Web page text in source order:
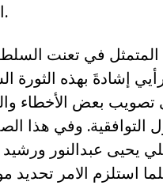
الفرصة المؤجلةلإثبات ذلك.
المتمثل في تعنت
إشادةَ بهذه الثورة
تصويب بعض
وفي هذا
علي يحيى عبدالنور
استلزم الامر